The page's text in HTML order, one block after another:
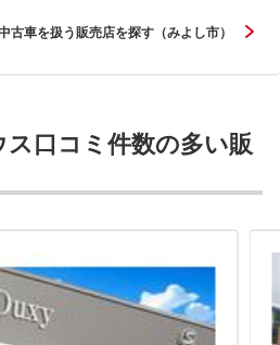
古車を扱う販売店を探す（みよし市）
口コミ件数の多い販